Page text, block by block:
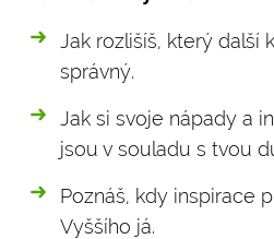
Jak rozlišíš, který další
správný.
Jak si svoje nápady a
jsou v souladu s tvou
Poznáš, kdy inspirace
Vyššího já.